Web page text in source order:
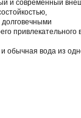
и современный
долговечными
вода из